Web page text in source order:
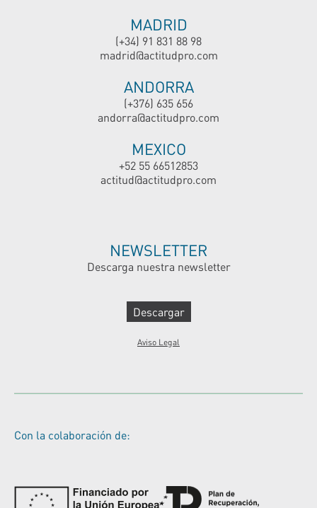
MADRID
(+34) 91 831 88 98
madrid@actitudpro.com
ANDORRA
(+376) 635 656
andorra@actitudpro.com
MEXICO
+52 55 66512853
actitud@actitudpro.com
NEWSLETTER
Descarga nuestra newsletter
Descargar
Aviso Legal
Con la colaboración de: